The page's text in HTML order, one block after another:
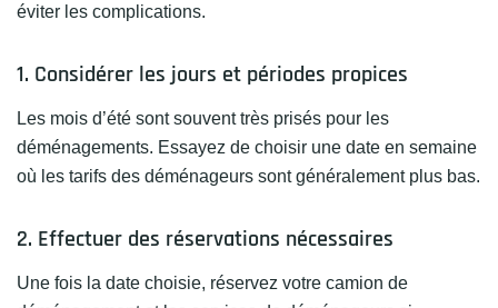
éviter les complications.
1. Considérer les jours et périodes propices
Les mois d’été sont souvent très prisés pour les
déménagements. Essayez de choisir une date en semaine
où les tarifs des déménageurs sont généralement plus bas.
2. Effectuer des réservations nécessaires
Une fois la date choisie, réservez votre camion de